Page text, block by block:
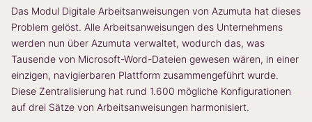
Das Modul Digitale Arbeitsanweisungen von Azumuta hat dieses
Problem gelöst. Alle Arbeitsanweisungen des Unternehmens
werden nun über Azumuta verwaltet, wodurch das, was
Tausende von Microsoft-Word-Dateien gewesen wären, in einer
einzigen, navigierbaren Plattform zusammengeführt wurde.
Diese Zentralisierung hat rund 1.600 mögliche Konfigurationen
auf drei Sätze von Arbeitsanweisungen harmonisiert.